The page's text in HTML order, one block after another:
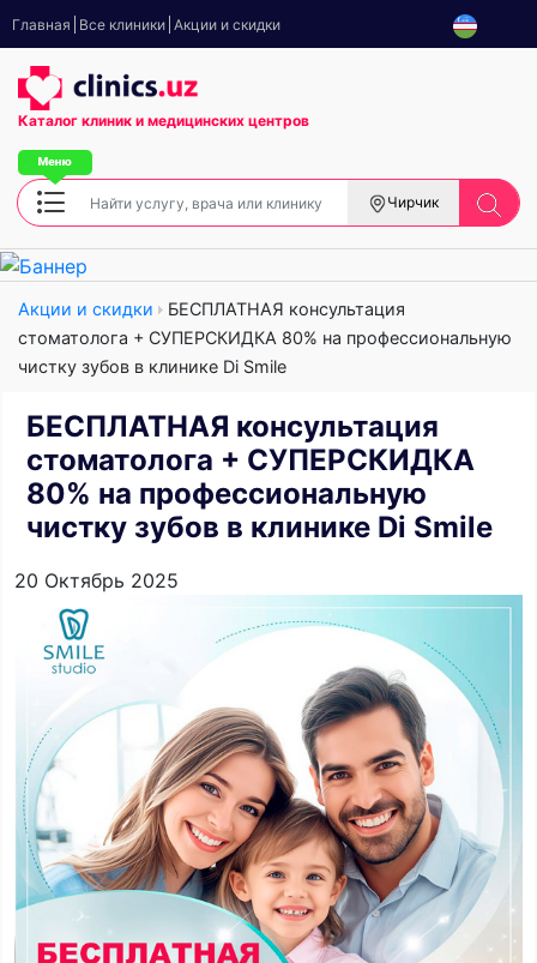
Главная Все клиники Акции и скидки
Каталог клиник и медицинских центров
Чирчик
Акции и скидки
БЕСПЛАТНАЯ консультация
стоматолога + СУПЕРСКИДКА 80% на профессиональную
чистку зубов в клинике Di Smile
БЕСПЛАТНАЯ консультация
стоматолога + СУПЕРСКИДКА
80% на профессиональную
чистку зубов в клинике Di Smile
20 Октябрь 2025